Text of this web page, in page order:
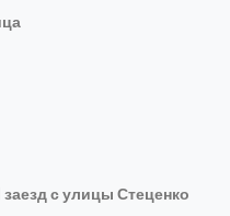
с улицы Стеценко